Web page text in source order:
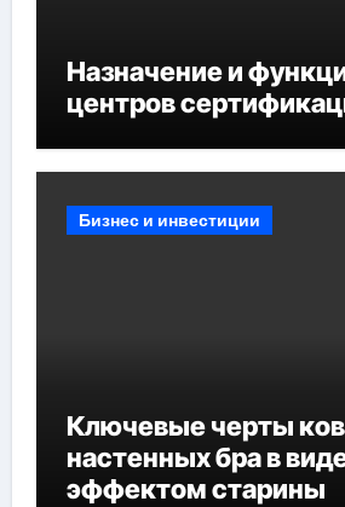
Назначение и
центров
Бизнес и инвестиции
Ключевые черты
настенных бра в
эффектом старины